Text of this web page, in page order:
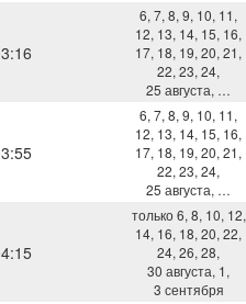
6, 7, 8, 9, 10, 11,
12, 13, 14, 15, 16,
17, 18, 19, 20, 21,
22, 23, 24,
25 августа, …
6, 7, 8, 9, 10, 11,
12, 13, 14, 15, 16,
17, 18, 19, 20, 21,
22, 23, 24,
25 августа, …
только 6, 8, 10, 12,
14, 16, 18, 20, 22,
24, 26, 28,
30 августа, 1,
3 сентября